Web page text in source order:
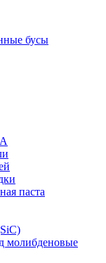
бусы
паста
молибденовые